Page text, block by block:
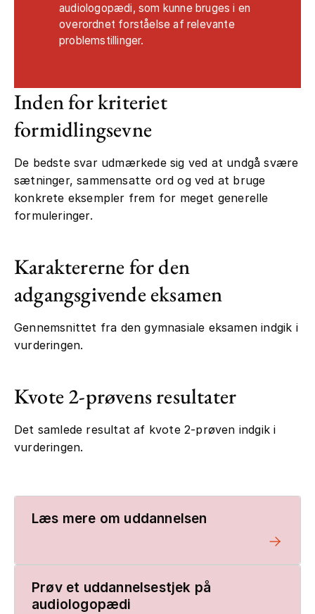
audiologopædi, som kunne bruges i en
overordnet forståelse af relevante
problemstillinger.
Inden for kriteriet
formidlingsevne
De bedste svar udmærkede sig ved at undgå svære
sætninger, sammensatte ord og ved at bruge
konkrete eksempler frem for meget generelle
formuleringer.
Karaktererne for den
adgangsgivende eksamen
Gennemsnittet fra den gymnasiale eksamen indgik i
vurderingen.
Kvote 2-prøvens resultater
Det samlede resultat af kvote 2-prøven indgik i
vurderingen.
Læs mere om uddannelsen
Prøv et uddannelsestjek på
audiologopædi